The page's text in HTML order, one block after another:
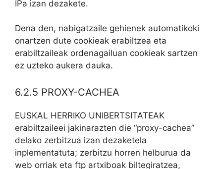
IPa izan dezakete.
Dena den, nabigatzaile gehienek automatikoki
onartzen dute cookieak erabiltzea eta
erabiltzaileak ordenagailuan cookieak sartzen
ez uzteko aukera dauka.
6.2.5 PROXY-CACHEA
EUSKAL HERRIKO UNIBERTSITATEAK
erabiltzaileei jakinarazten die “proxy-cachea”
delako zerbitzua izan dezaketela
inplementatuta; zerbitzu horren helburua da
web orriak eta ftp artxiboak biltegiratzea,